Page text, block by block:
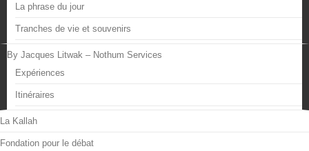
La phrase du jour
Tranches de vie et souvenirs
By Jacques Litwak – Nothum Services
Expériences
Itinéraires
La Kallah
Fondation pour le débat